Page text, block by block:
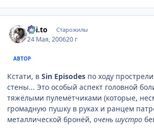
Kai.to Старожилы
24 Мая, 200620 г
АВТОР
Кстати, в Sin Episodes по ходу
стены... Это особый аспект головной
тяжёлыми пулемётчиками (которые,
громадную пушку в руках и ранцем
металлической бронёй, очень шустро